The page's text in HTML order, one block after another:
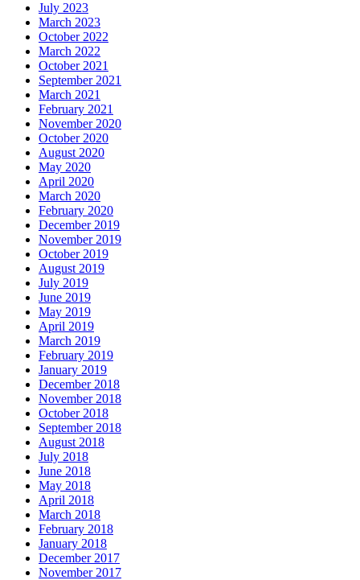
July 2023
March 2023
October 2022
March 2022
October 2021
September 2021
March 2021
February 2021
November 2020
October 2020
August 2020
May 2020
April 2020
March 2020
February 2020
December 2019
November 2019
October 2019
August 2019
July 2019
June 2019
May 2019
April 2019
March 2019
February 2019
January 2019
December 2018
November 2018
October 2018
September 2018
August 2018
July 2018
June 2018
May 2018
April 2018
March 2018
February 2018
January 2018
December 2017
November 2017